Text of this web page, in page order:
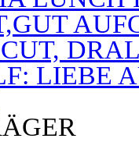
LIEBE